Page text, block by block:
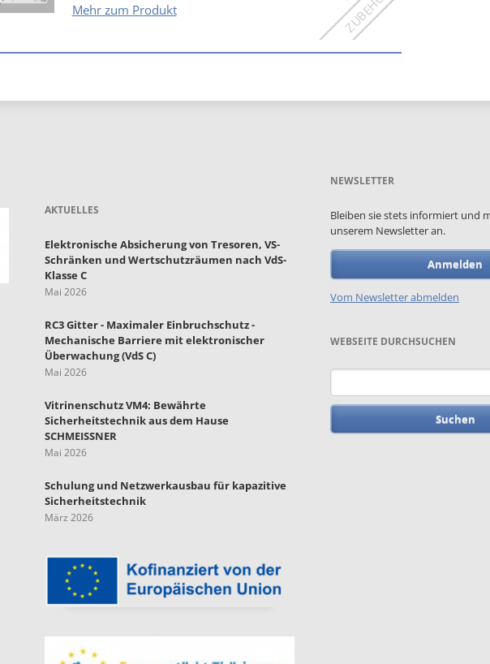
Mehr zum ProduktG6
AKTUELLES
Elektronische Absicherung von Tresoren, VS-
Schränken und Wertschutzräumen nach VdS-
Klasse C
Mai 2026
RC3 Gitter - Maximaler Einbruchschutz -
Mechanische Barriere mit elektronischer
Überwachung (VdS C)
Mai 2026
Vitrinenschutz VM4: Bewährte
Sicherheitstechnik aus dem Hause
SCHMEISSNER
Mai 2026
Schulung und Netzwerkausbau für kapazitive
Sicherheitstechnik
März 2026
NEWSLETTER
Bleiben sie stets informiert und
unserem Newsletter an.
Anmelden
Vom Newsletter abmelden
WEBSEITE DURCHSUCHEN
Suchbegriffe